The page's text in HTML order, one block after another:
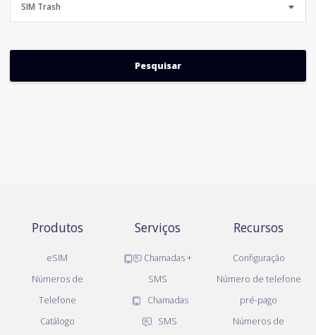
SIM Trash
Produtos
eSIM
Números de
Telefone
Catálogo
Serviços
Chamadas +
SMS
Chamadas
SMS
Recursos
Configuração
Número de telefone
pré-pago
Números de